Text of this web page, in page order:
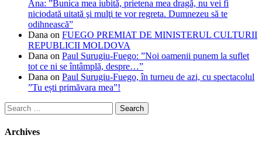
Ana: ”Bunica mea iubită, prietena mea dragă, nu vei fi
niciodată uitată şi mulţi te vor regreta. Dumnezeu să te
odihnească”
Dana on FUEGO PREMIAT DE MINISTERUL CULTURII
REPUBLICII MOLDOVA
Dana on Paul Surugiu-Fuego: ”Noi oamenii punem la suflet
tot ce ni se întâmplă, despre…”
Dana on Paul Surugiu-Fuego, în turneu de azi, cu spectacolul
”Tu ești primăvara mea”!
Search
for:
Archives